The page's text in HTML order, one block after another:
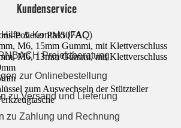
Polierer PM507AC
M6, 15mm Gummi, mit Klettverschluss
M6, 13mm Gummi, mit Klettverschluss
zum Auswechseln der Stützteller
Kundenservice
Hilfe & Kontakt (FAQ)
Projektberatung
zur Onlinebestellung
zu Versand und Lieferung
zu Zahlung und Rechnung